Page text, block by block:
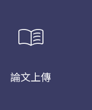
menu_book
論文上傳